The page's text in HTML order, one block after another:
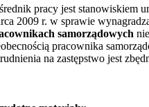
pracy jest stanowiskiem
2009 r. w sprawie
samorządowych
pracownika
na zastępstwo jest